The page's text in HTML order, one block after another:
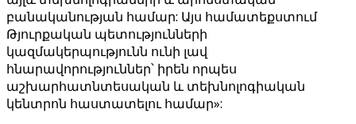
բանականության համար: Այս համատեքստում
Թյուրքական պետությունների
կազմակերպությունն ունի լավ
հնարավորություններ՝ իրեն որպես
աշխարհատնտեսական և տեխնոլոգիական
կենտրոն հաստատելու համար»: